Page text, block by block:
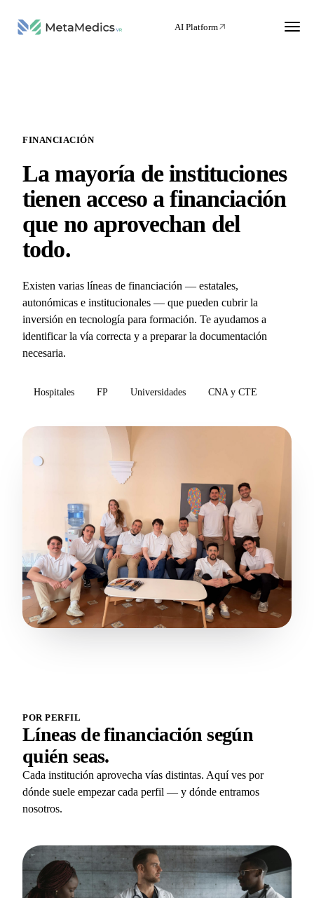
AI Platform
FINANCIACIÓN
La mayoría de instituciones
tienen acceso a financiación
que no aprovechan del
todo.
Existen varias líneas de financiación — estatales,
autonómicas e institucionales — que pueden cubrir la
inversión en tecnología para formación. Te ayudamos a
identificar la vía correcta y a preparar la documentación
necesaria.
Hospitales FP Universidades CNA y CTE
POR PERFIL
Líneas de financiación según
quién seas.
Cada institución aprovecha vías distintas. Aquí ves por
dónde suele empezar cada perfil — y dónde entramos
nosotros.